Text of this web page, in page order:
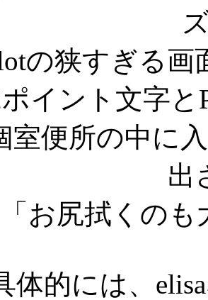
の狭すぎる画
イント文字
室便所の中に
出
お尻拭くの
体的には、